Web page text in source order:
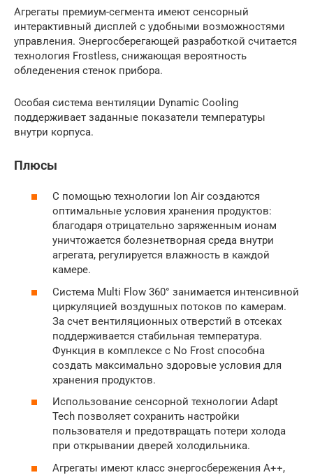
Агрегаты премиум-сегмента имеют сенсорный
интерактивный дисплей с удобными возможностями
управления. Энергосберегающей разработкой считается
технология Frostless, снижающая вероятность
обледенения стенок прибора.
Особая система вентиляции Dynamic Cooling
поддерживает заданные показатели температуры
внутри корпуса.
Плюсы
С помощью технологии Ion Air создаются
оптимальные условия хранения продуктов:
благодаря отрицательно заряженным ионам
уничтожается болезнетворная среда внутри
агрегата, регулируется влажность в каждой
камере.
Система Multi Flow 360° занимается интенсивной
циркуляцией воздушных потоков по камерам.
За счет вентиляционных отверстий в отсеках
поддерживается стабильная температура.
Функция в комплексе с No Frost способна
создать максимально здоровые условия для
хранения продуктов.
Использование сенсорной технологии Adapt
Tech позволяет сохранить настройки
пользователя и предотвращать потери холода
при открывании дверей холодильника.
Агрегаты имеют класс энергосбережения А++,